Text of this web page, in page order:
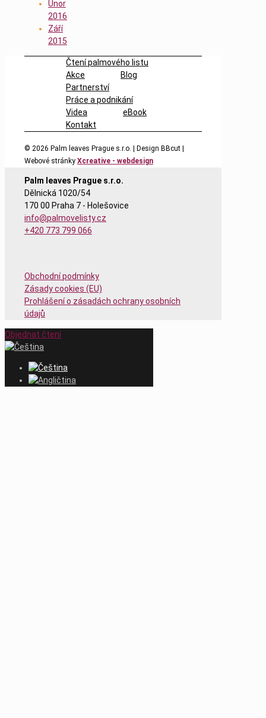
Únor
2016
Září
2015
Čtení palmového listu
Akce
Blog
Partnerství
Práce a podnikání
Videa
eBook
Kontakt
© 2026 Palm leaves Prague s.r.o. | Design BBcut |
Webové stránky Xcreative - webdesign
Palm leaves Prague s.r.o.
Dělnická 1020/54
170 00 Praha 7 - Holešovice
info@palmovelisty.cz
+420 773 799 066
Obchodní podmínky
Zásady cookies (EU)
Prohlášení o zásadách ochrany osobních
údajů
Objednat čtení